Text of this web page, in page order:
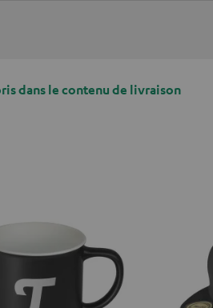
dans le contenu de livraison